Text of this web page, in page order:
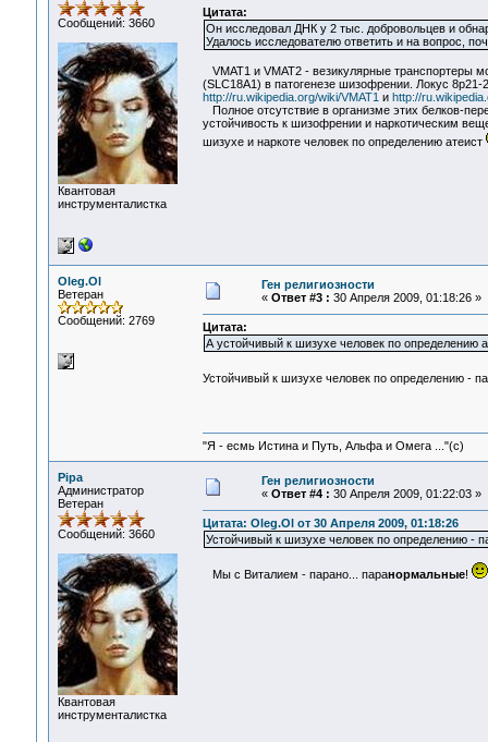
Сообщений: 3660
Квантовая
инструменталистка
Цитата:
Он исследовал ДНК у 2 тыс. добровольцев и
Удалось исследователю ответить и на вопрос,
VMAT1 и VMAT2 - везикулярные транспортеры
(SLC18A1) в патогенезе шизофрении. Локус
http://ru.wikipedia.org/wiki/VMAT1 и http://
Полное отсутствие в организме этих белков-
устойчивость к шизофрении и наркотическим
шизухе и наркоте человек по определению атеист
Oleg.Ol
Ветеран
Сообщений: 2769
Ген религиозности
« Ответ #3 : 30 Апреля 2009, 01:18:26 »
Цитата:
А устойчивый к шизухе человек по определению
Устойчивый к шизухе человек по определению -
"Я - есмь Истина и Путь, Альфа и Омега ..."(с)
Pipa
Администратор
Ветеран
Сообщений: 3660
Квантовая
инструменталистка
Ген религиозности
« Ответ #4 : 30 Апреля 2009, 01:22:03 »
Цитата: Oleg.Ol от 30 Апреля 2009, 01:18:26
Устойчивый к шизухе человек по определению -
Мы с Виталием - парано... паранормальные!